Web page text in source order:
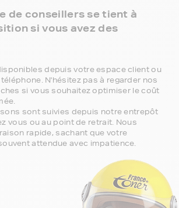
de conseillers se tient à
si vous avez des
depuis votre espace client ou
N'hésitez pas à regarder nos
si vous souhaitez optimiser le coût
sont suivies depuis notre entrepôt
vous ou au point de retrait. Nous
rapide, sachant que votre
attendue avec impatience.